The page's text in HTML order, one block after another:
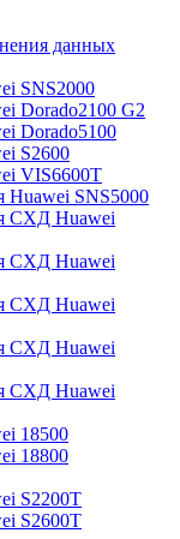
данных
SNS2000
Dorado2100 G2
Dorado5100
S2600
VIS6600T
Huawei SNS5000
СХД Huawei
СХД Huawei
СХД Huawei
СХД Huawei
СХД Huawei
18500
18800
S2200T
S2600T